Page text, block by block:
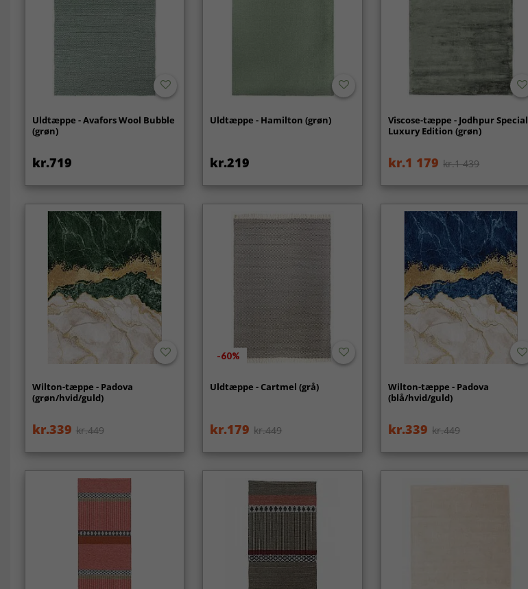
Uldtæppe - Avafors Wool Bubble
(grøn)
kr.719
Uldtæppe - Hamilton (grøn)
kr.219
Viscose-tæppe - Jodhpur Special
Luxury Edition (grøn)
kr.1 179 kr.1 439
Wilton-tæppe - Padova
(grøn/hvid/guld)
kr.339 kr.449
-60%
Uldtæppe - Cartmel (grå)
kr.179 kr.449
Wilton-tæppe - Padova
(blå/hvid/guld)
kr.339 kr.449